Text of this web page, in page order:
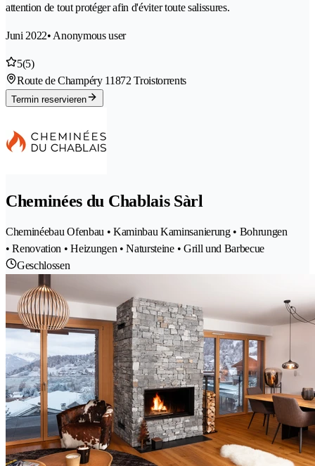
attention de tout protéger afin d'éviter toute salissures.
Juni 2022• Anonymous user
5(5)
Route de Champéry 11872 Troistorrents
Termin reservieren
Cheminées du Chablais Sàrl
Cheminéebau Ofenbau • Kaminbau Kaminsanierung • Bohrungen
• Renovation • Heizungen • Natursteine • Grill und Barbecue
Geschlossen